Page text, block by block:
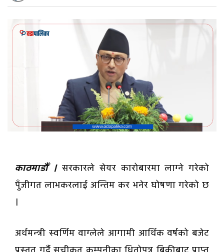
काठमाडौँ ।सरकारले सेयर कारोबारमा लाग्ने गरेको
पुँजीगत लाभकरलाई अन्तिम कर भनेर घोषणा गरेको छ
।
अर्थमन्त्री स्वर्णिम वाग्लेले आगामी आर्थिक वर्षको बजेट